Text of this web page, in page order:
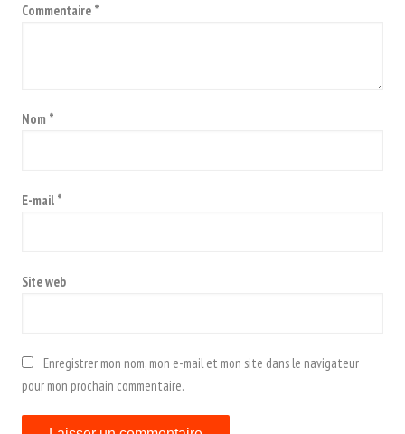
Commentaire *
Nom *
E-mail *
Site web
Enregistrer mon nom, mon e-mail et mon site dans le navigateur
pour mon prochain commentaire.